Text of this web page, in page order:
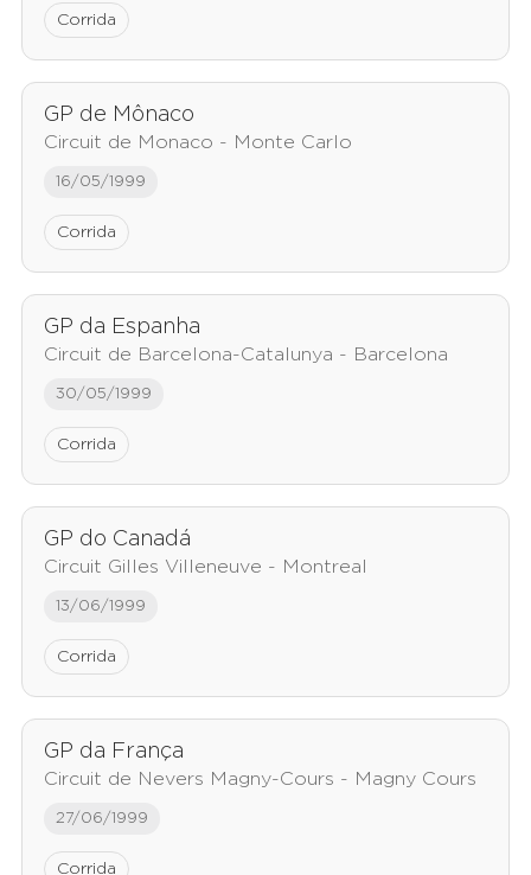
Corrida
GP de Mônaco
Circuit de Monaco - Monte Carlo
16/05/1999
Corrida
GP da Espanha
Circuit de Barcelona-Catalunya - Barcelona
30/05/1999
Corrida
GP do Canadá
Circuit Gilles Villeneuve - Montreal
13/06/1999
Corrida
GP da França
Circuit de Nevers Magny-Cours - Magny Cours
27/06/1999
Corrida